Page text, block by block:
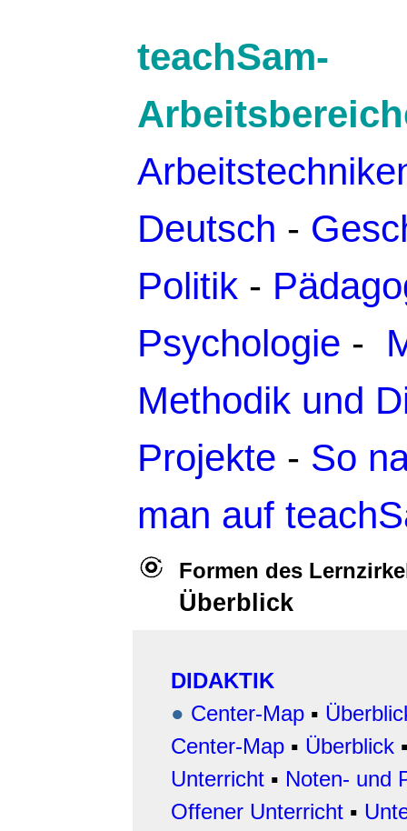
teachSam-
Deutsch -
Politik -
Psychologie -
Methodik und
Projekte - So
man auf
Formen des
Überblick
DIDAKTIK
● Center-Map ▪
Center-Map ▪ Überblick
Unterricht ▪ Noten- und
Offener Unterricht ▪